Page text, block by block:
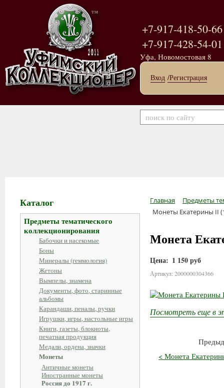
+7-917-418-50-66
+7-917-428-54-01
Уфа, Новомостовая 8
Вход /Регистрация
Каталог
Предметы тематического
коллекционирования
Бабочки и насекомые
Боны
Минералы (геммология)
Жетоны
Вымпелы, знамена
Документы, фото, старинные
альбомы
Карандаши, пеналы, ручки
Игрушки, игры, настольные игры
Книги, газеты, блокноты,
печатная продукция
Медали, ордена, значки
Монеты
Античные монеты
Иностранные монеты
Россия до 1917 г.
Главная
Предметы
Монеты Екатерины II
Монета
Цена: 1 150 руб
Артикул: 2000000304366
Посмотреть еще в
< Монета